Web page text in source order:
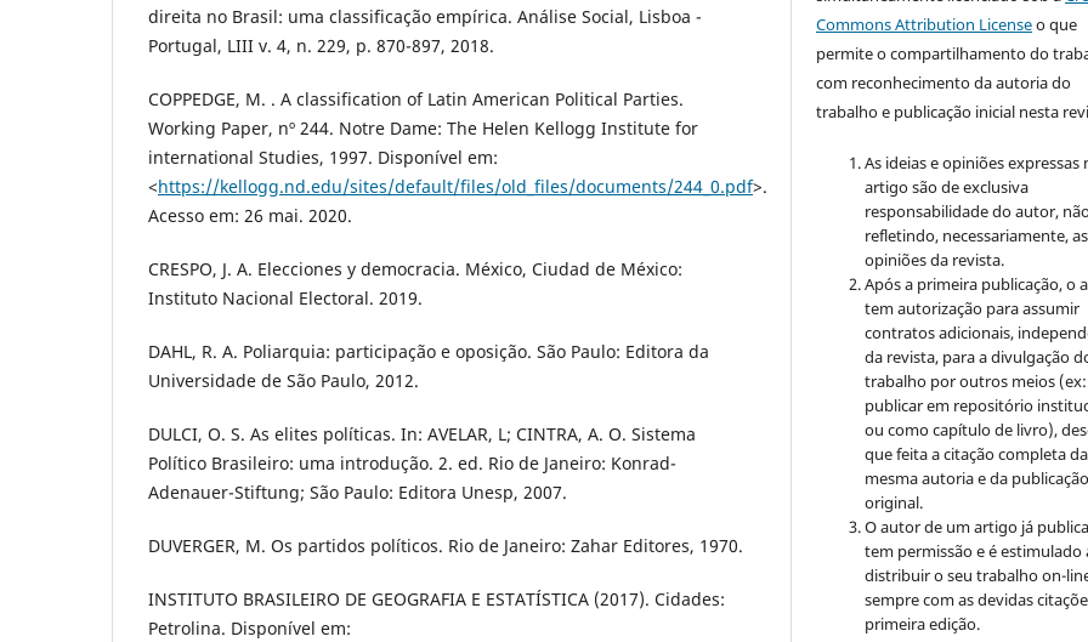
direita no Brasil: uma classificação empírica. Análise Social, Lisboa -
Portugal, LIII v. 4, n. 229, p. 870-897, 2018.
COPPEDGE, M. . A classification of Latin American Political Parties.
Working Paper, nº 244. Notre Dame: The Helen Kellogg Institute for
international Studies, 1997. Disponível em:
<https://kellogg.nd.edu/sites/default/files/old_files/documents/244_0.pdf>.
Acesso em: 26 mai. 2020.
CRESPO, J. A. Elecciones y democracia. México, Ciudad de México:
Instituto Nacional Electoral. 2019.
DAHL, R. A. Poliarquia: participação e oposição. São Paulo: Editora da
Universidade de São Paulo, 2012.
DULCI, O. S. As elites políticas. In: AVELAR, L; CINTRA, A. O. Sistema
Político Brasileiro: uma introdução. 2. ed. Rio de Janeiro: Konrad-
Adenauer-Stiftung; São Paulo: Editora Unesp, 2007.
DUVERGER, M. Os partidos políticos. Rio de Janeiro: Zahar Editores, 1970.
INSTITUTO BRASILEIRO DE GEOGRAFIA E ESTATÍSTICA (2017). Cidades:
Petrolina. Disponível em:
Commons Attribution Licenseo que
permite o compartilhamento do
com reconhecimento da autoria do
trabalho e publicação inicial nesta
As ideias e opiniões expressas
artigo são de exclusiva
responsabilidade do autor,
refletindo, necessariamente, as
opiniões da revista.
Após a primeira publicação, o
tem autorização para assumir
contratos adicionais,
da revista, para a divulgação
trabalho por outros meios (ex:
publicar em repositório
ou como capítulo de livro),
que feita a citação completa da
mesma autoria e da publicação
original.
O autor de um artigo já
tem permissão e é estimulado
distribuir o seu trabalho on-
sempre com as devidas
primeira edição.